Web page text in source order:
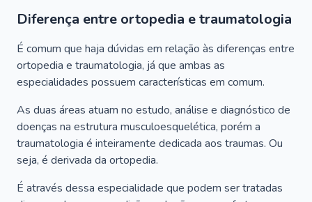
Diferença entre ortopedia e traumatologia
É comum que haja dúvidas em relação às diferenças entre
ortopedia e traumatologia, já que ambas as
especialidades possuem características em comum.
As duas áreas atuam no estudo, análise e diagnóstico de
doenças na estrutura musculoesquelética, porém a
traumatologia é inteiramente dedicada aos traumas. Ou
seja, é derivada da ortopedia.
É através dessa especialidade que podem ser tratadas